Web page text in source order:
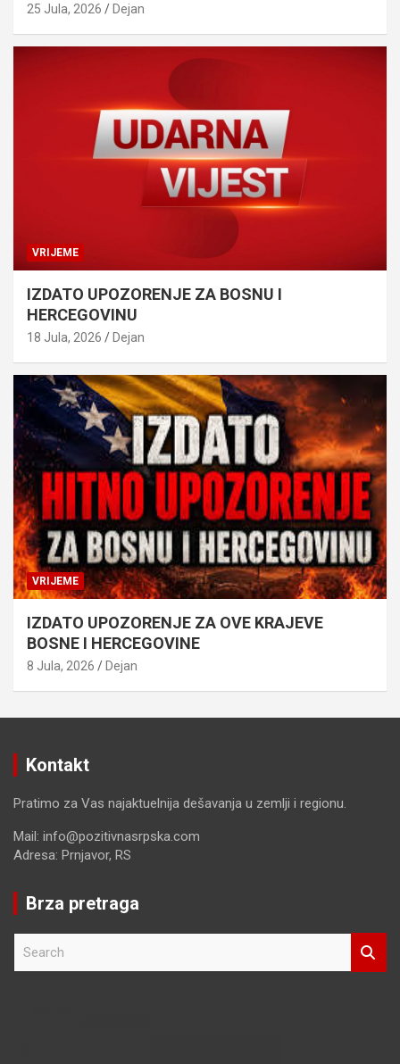
25 Jula, 2026 Dejan
VRIJEME
IZDATO UPOZORENJE ZA BOSNU I
HERCEGOVINU
18 Jula, 2026 Dejan
VRIJEME
IZDATO UPOZORENJE ZA OVE KRAJEVE
BOSNE I HERCEGOVINE
8 Jula, 2026 Dejan
Kontakt
Pratimo za Vas najaktuelnija dešavanja u zemlji i regionu.
Mail: info@pozitivnasrpska.com
Adresa: Prnjavor, RS
Brza pretraga